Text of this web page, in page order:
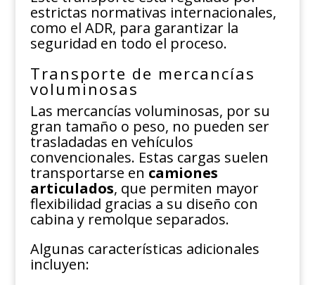
estrictas normativas internacionales,
como el ADR, para garantizar la
seguridad en todo el proceso.
Transporte de mercancías
voluminosas
Las mercancías voluminosas, por su
gran tamaño o peso, no pueden ser
trasladadas en vehículos
convencionales. Estas cargas suelen
transportarse en camiones
articulados, que permiten mayor
flexibilidad gracias a su diseño con
cabina y remolque separados.
Algunas características adicionales
incluyen: